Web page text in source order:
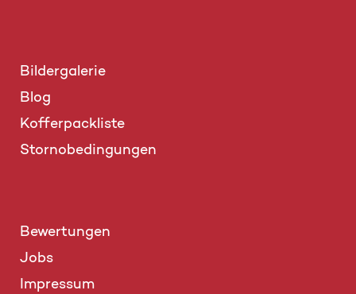
Bildergalerie
Blog
Kofferpackliste
Stornobedingungen
Bewertungen
Jobs
Impressum